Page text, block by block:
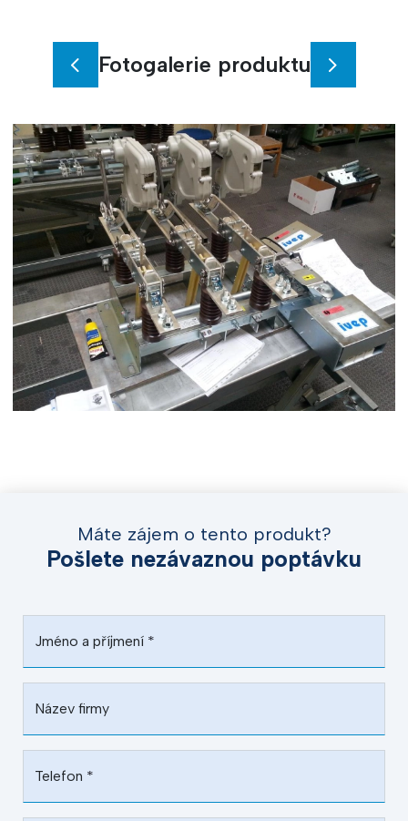
Fotogalerie produktu
Máte zájem o tento produkt?
Pošlete nezávaznou poptávku
Jméno a příjmení *
Název firmy
Telefon *